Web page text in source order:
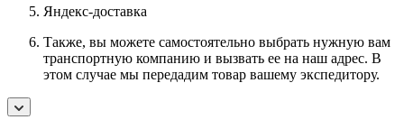
Яндекс-доставка
Также, вы можете самостоятельно выбрать нужную вам
транспортную компанию и вызвать ее на наш адрес. В
этом случае мы передадим товар вашему экспедитору.